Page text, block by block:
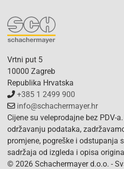
Vrtni put 5
10000 Zagreb
Republika Hrvatska
+385 1 2499 900
info@schachermayer.hr
Cijene su veleprodajne bez PDV-
održavanju podataka,
promjene, pogreške i odstupanja
sadržaja od izgleda i opisa
© 2026 Schachermayer d.o.o. -